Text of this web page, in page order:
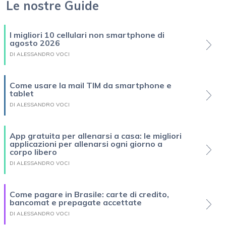
Le nostre Guide
I migliori 10 cellulari non smartphone di
agosto 2026
DI ALESSANDRO VOCI
Come usare la mail TIM da smartphone e
tablet
DI ALESSANDRO VOCI
App gratuita per allenarsi a casa: le migliori
applicazioni per allenarsi ogni giorno a
corpo libero
DI ALESSANDRO VOCI
Come pagare in Brasile: carte di credito,
bancomat e prepagate accettate
DI ALESSANDRO VOCI